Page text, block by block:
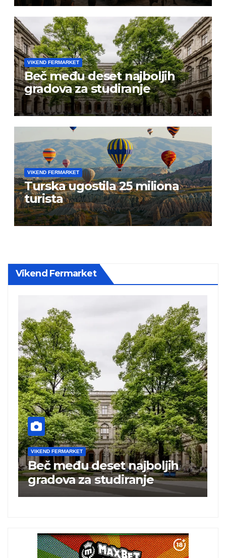
VIKEND FERMARKET
Beč među deset najboljih
gradova za studiranje
VIKEND FERMARKET
Turska ugostila 25 miliona
turista
Vikend Fermarket
VIKEND FERMARKET
Turska ugostila 25 miliona
turista